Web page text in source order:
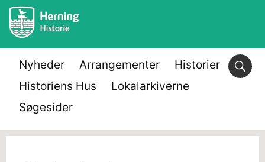
Nyheder Arrangementer
Historier
Historiens Hus
Lokalarkiverne
Søgesider